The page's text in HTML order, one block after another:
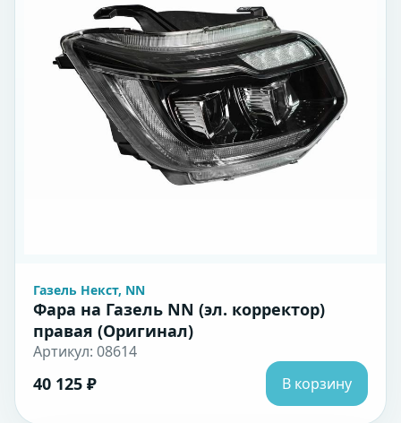
Газель Некст, NN
Фара на Газель NN (эл. корректор)
правая (Оригинал)
Артикул: 08614
40 125 ₽ В корзину